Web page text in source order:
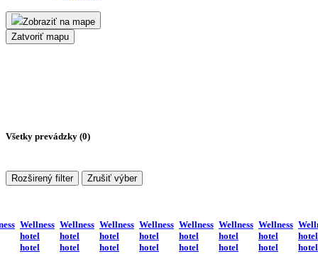
Zobraziť na mape
Zatvoriť mapu
Všetky prevádzky (0)
Rozširený filter Zrušiť výber
Wellness
hotel
hotel
Wellness
hotel
hotel
Wellness
hotel
hotel
Wellness
hotel
hotel
Wellness
hotel
hotel
Wellness
hotel
hotel
Wellness
hotel
hotel
hotel
hotel